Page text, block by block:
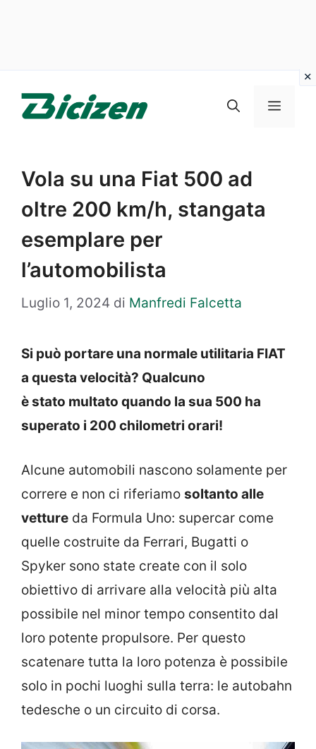
Menu
Vola su una Fiat 500 ad
oltre 200 km/h, stangata
esemplare per
l’automobilista
Luglio 1, 2024 di Manfredi Falcetta
Si può portare una normale utilitaria FIAT
a questa velocità? Qualcuno
è stato multato quando la sua 500 ha
superato i 200 chilometri orari!
Alcune automobili nascono solamente per
correre e non ci riferiamo soltanto alle
vetture da Formula Uno: supercar come
quelle costruite da Ferrari, Bugatti o
Spyker sono state create con il solo
obiettivo di arrivare alla velocità più alta
possibile nel minor tempo consentito dal
loro potente propulsore. Per questo
scatenare tutta la loro potenza è possibile
solo in pochi luoghi sulla terra: le autobahn
tedesche o un circuito di corsa.